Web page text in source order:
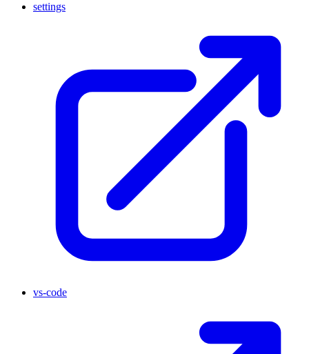
settings
vs-code